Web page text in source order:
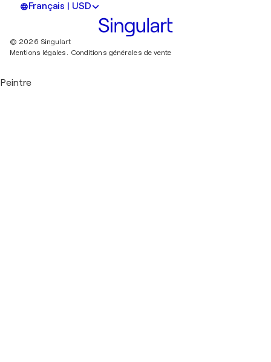
Français | USD
© 2026 Singulart
Mentions légales. Conditions générales de vente
Peintre